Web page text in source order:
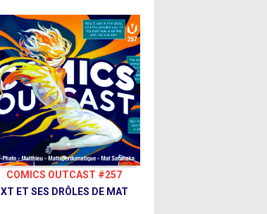
COMICS OUTCAST #257
XT ET SES DRÔLES DE MAT